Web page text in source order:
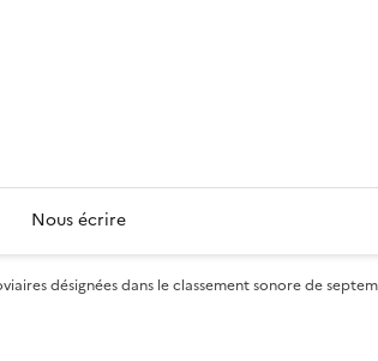
Nous écrire
désignées dans le classement sonore de